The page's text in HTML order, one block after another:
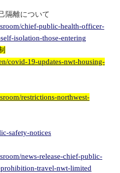
隔離について
chief-public-health-officer-
isolation-those-entering
covid-19-updates-nwt-housing-
restrictions-northwest-
safety-notices
news-release-chief-public-
travel-nwt-limited